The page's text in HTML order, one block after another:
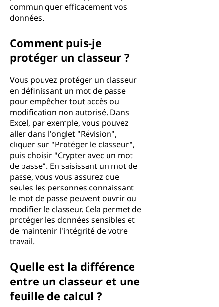
communiquer efficacement vos
données.
Comment puis-je
protéger un classeur ?
Vous pouvez protéger un classeur
en définissant un mot de passe
pour empêcher tout accès ou
modification non autorisé. Dans
Excel, par exemple, vous pouvez
aller dans l'onglet "Révision",
cliquer sur "Protéger le classeur",
puis choisir "Crypter avec un mot
de passe". En saisissant un mot de
passe, vous vous assurez que
seules les personnes connaissant
le mot de passe peuvent ouvrir ou
modifier le classeur. Cela permet de
protéger les données sensibles et
de maintenir l'intégrité de votre
travail.
Quelle est la différence
entre un classeur et une
feuille de calcul ?